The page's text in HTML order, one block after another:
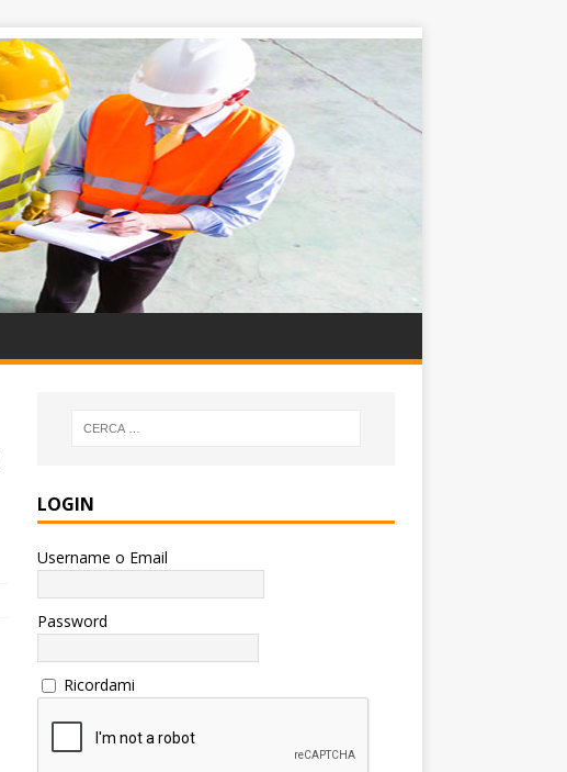
LOGIN
Username o Email
Password
Ricordami